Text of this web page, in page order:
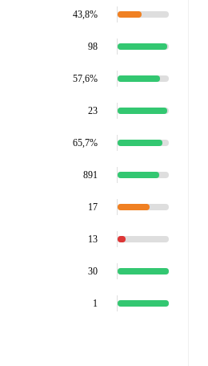
43,8%
98
57,6%
23
65,7%
891
17
13
30
1